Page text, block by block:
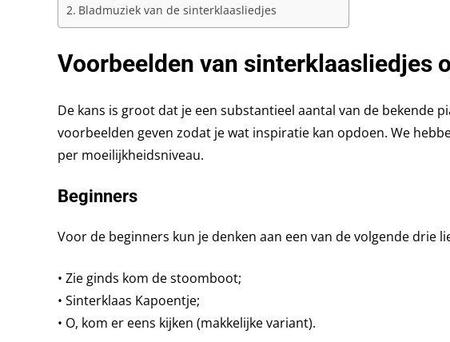
Bladmuziek van de sinterklaasliedjes
Voorbeelden van sinterklaasliedjes
De kans is groot dat je een substantieel aantal van de bekende
voorbeelden geven zodat je wat inspiratie kan opdoen. We
per moeilijkheidsniveau.
Beginners
Voor de beginners kun je denken aan een van de volgende drie
• Zie ginds kom de stoomboot;
• Sinterklaas Kapoentje;
• O, kom er eens kijken (makkelijke variant).